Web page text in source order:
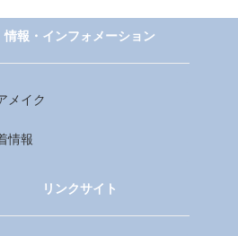
情報・インフォメーション
メイク
情報
リンクサイト